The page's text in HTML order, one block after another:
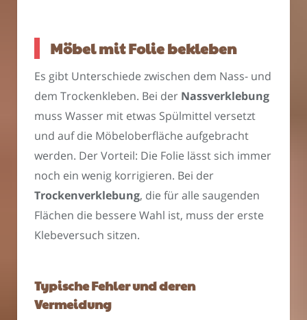
Möbel mit Folie bekleben
Es gibt Unterschiede zwischen dem Nass- und
dem Trockenkleben. Bei der Nassverklebung
muss Wasser mit etwas Spülmittel versetzt
und auf die Möbeloberfläche aufgebracht
werden. Der Vorteil: Die Folie lässt sich immer
noch ein wenig korrigieren. Bei der
Trockenverklebung, die für alle saugenden
Flächen die bessere Wahl ist, muss der erste
Klebeversuch sitzen.
Typische Fehler und deren
Vermeidung